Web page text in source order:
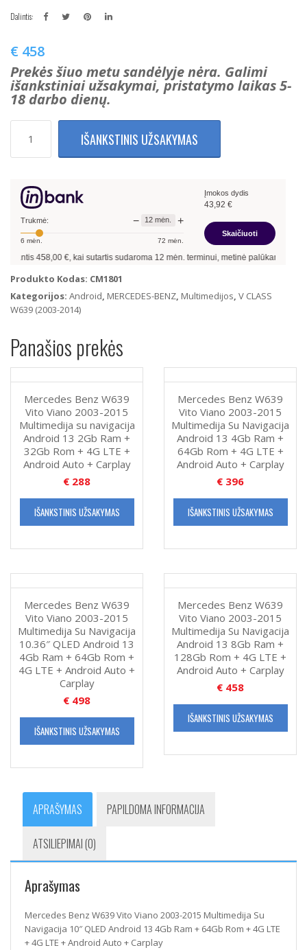
Dalintis:
€ 458
Prekės šiuo metu sandėlyje nėra. Galimi
išankstiniai užsakymai, pristatymo laikas 5-
18 darbo dienų.
kiekis:
Vito
Viano
2003-
2015
Su
Navigacija
10"
QLED
Android
4Gb
Ram
Rom
4G
LTE
Android
Auto
Carplay
IŠANKSTINIS UŽSAKYMAS
Trukmė: − 12 mėn. +
6 mėn. 72 mėn.
Įmokos dydis
43,92 €
Skaičiuoti
458,00€, kai sutartis sudaroma12mėn. terminui, metinė palūkanų norma –
Produkto Kodas: CM1801
Kategorijos: Android, MERCEDES-BENZ, Multimedijos, V CLASS
W639 (2003-2014)
Panašios prekės
Mercedes Benz W639
Vito Viano 2003-2015
Multimedija su navigacija
Android 13 2Gb Ram +
32Gb Rom + 4G LTE +
Android Auto + Carplay
€ 288
IŠANKSTINIS UŽSAKYMAS
Mercedes Benz W639
Vito Viano 2003-2015
Multimedija Su Navigacija
Android 13 4Gb Ram +
64Gb Rom + 4G LTE +
Android Auto + Carplay
€ 396
IŠANKSTINIS UŽSAKYMAS
Mercedes Benz W639
Vito Viano 2003-2015
Multimedija Su Navigacija
10.36″ QLED Android 13
4Gb Ram + 64Gb Rom +
4G LTE + Android Auto +
Carplay
€ 498
IŠANKSTINIS UŽSAKYMAS
Mercedes Benz W639
Vito Viano 2003-2015
Multimedija Su Navigacija
Android 13 8Gb Ram +
128Gb Rom + 4G LTE +
Android Auto + Carplay
€ 458
IŠANKSTINIS UŽSAKYMAS
APRAŠYMAS PAPILDOMA INFORMACIJA
ATSILIEPIMAI (0)
Aprašymas
Mercedes Benz W639 Vito Viano 2003-2015 Multimedija Su
Navigacija 10″ QLED Android 13 4Gb Ram + 64Gb Rom + 4G LTE
+ 4G LTE + Android Auto + Carplay